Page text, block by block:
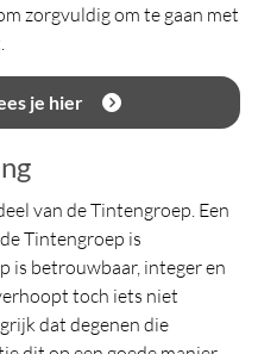
zorgvuldig om te gaan met
je hier
van de Tintengroep. Een
Tintengroep is
is betrouwbaar, integer en
toch iets niet
dat degenen die